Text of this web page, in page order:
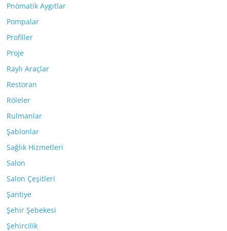
Pnömatik Aygıtlar
Pompalar
Profiller
Proje
Raylı Araçlar
Restoran
Röleler
Rulmanlar
Şablonlar
Sağlık Hizmetleri
Salon
Salon Çeşitleri
Şantiye
Şehir Şebekesi
Şehircilik